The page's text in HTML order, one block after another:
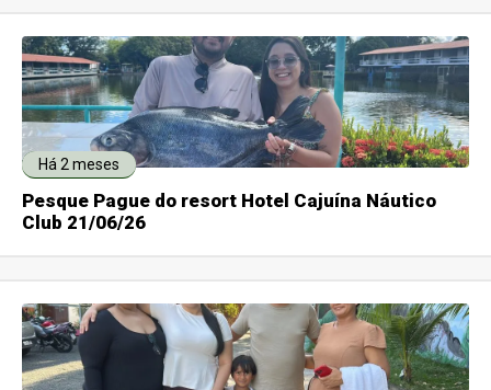
Há 2 meses
Pesque Pague do resort Hotel Cajuína Náutico
Club 21/06/26